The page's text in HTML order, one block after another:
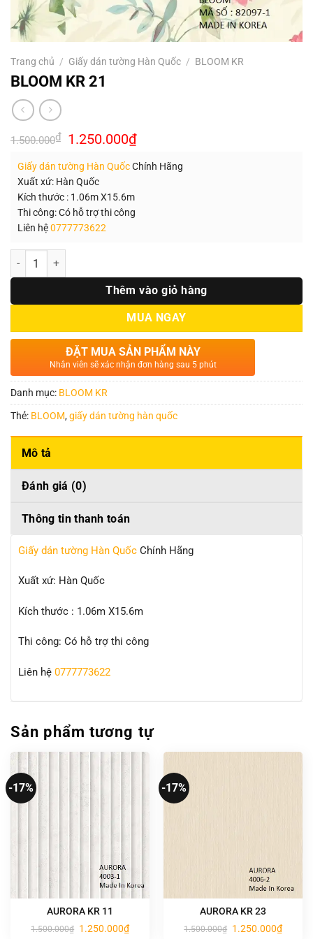
Trang chủ / Giấy dán tường Hàn Quốc / BLOOM KR
BLOOM KR 21
1.500.000₫ Giá
gốc
1.500.000₫.
1.250.000₫Giá
hiện
là:
Giấy dán tường Hàn QuốcChính Hãng
Xuất xứ: Hàn Quốc
Kích thước : 1.06m X15.6m
Thi công: Có hỗ trợ thi công
Liên hệ0777773622
Số lượng
Thêm vào giỏ hàng
MUA NGAY
ĐẶT MUA SẢN PHẨM NÀY
Nhân viên sẽ xác nhận đơn hàng sau 5 phút
Danh mục: BLOOM KR
Thẻ: BLOOM,giấy dán tường hàn quốc
Mô tả
Đánh giá (0)
Thông tin thanh toán
Giấy dán tường Hàn Quốc Chính Hãng
Xuất xứ: Hàn Quốc
Kích thước : 1.06m X15.6m
Thi công: Có hỗ trợ thi công
Liên hệ 0777773622
Sản phẩm tương tự
-17%
AURORA KR 11
1.500.000₫ Giá
1.250.000₫Giá
hiện
-17%
AURORA KR 23
1.500.000₫ Giá
1.250.000₫Giá
hiện